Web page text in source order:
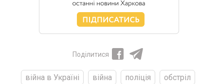
Поділитися
війна в Україні війна поліція
обстріл